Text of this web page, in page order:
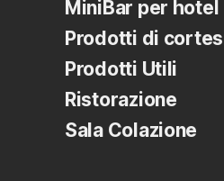
MiniBar per hotel
Prodotti di
Prodotti Utili
Ristorazione
Sala Colazione